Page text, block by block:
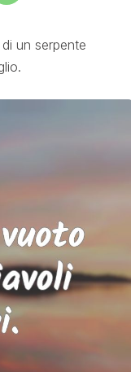
un serpente